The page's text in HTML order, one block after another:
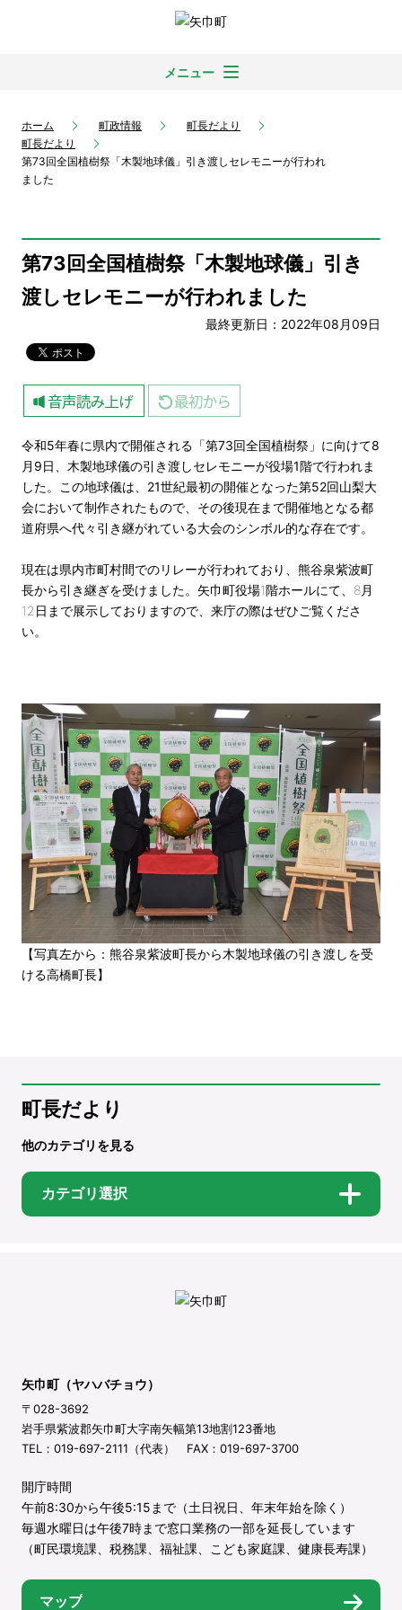
メニュー
ホーム 町政情報
町長だより
町長だより
第73回全国植樹祭「木製地球儀」引き渡しセレモニーが行われ
ました
第73回全国植樹祭「木製地球儀」引き
渡しセレモニーが行われました
最終更新日：2022年08月09日
令和5年春に県内で開催される「第73回全国植樹祭」に向けて8
月9日、木製地球儀の引き渡しセレモニーが役場1階で行われま
した。この地球儀は、21世紀最初の開催となった第52回山梨大
会において制作されたもので、その後現在まで開催地となる都
道府県へ代々引き継がれている大会のシンボル的な存在です。
現在は県内市町村間でのリレーが行われており、熊谷泉紫波町
長から引き継ぎを受けました。矢巾町役場1階ホールにて、8月
12日まで展示しておりますので、来庁の際はぜひご覧くださ
い。
【写真左から：熊谷泉紫波町長から木製地球儀の引き渡しを受
ける高橋町長】
町長だより
他のカテゴリを見る
カテゴリ選択
矢巾町（ヤハバチョウ）
〒028-3692
岩手県紫波郡矢巾町大字南矢幅第13地割123番地
TEL：019-697-2111（代表） FAX：019-697-3700
開庁時間
午前8:30から午後5:15まで（土日祝日、年末年始を除く）
毎週水曜日は午後7時まで窓口業務の一部を延長しています
（町民環境課、税務課、福祉課、こども家庭課、健康長寿課）
マップ